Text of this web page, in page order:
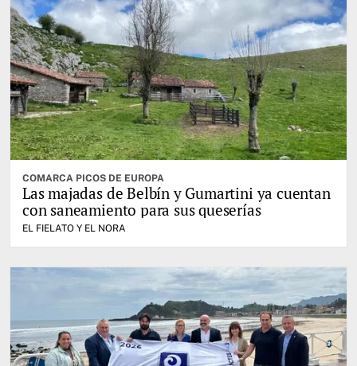
COMARCA PICOS DE EUROPA
Las majadas de Belbín y Gumartini ya cuentan
con saneamiento para sus queserías
EL FIELATO Y EL NORA